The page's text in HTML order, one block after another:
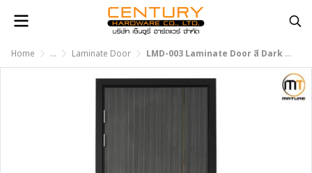
Home ... Laminate Door LMD-003 Laminate Door สี Dark Wenge